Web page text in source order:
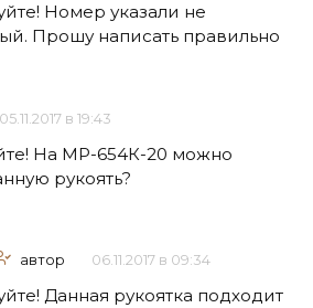
Номер указали не
Прошу написать правильно
05.11.2017 в 19:43
На МР-654К-20 можно
рукоять?
автор 06.11.2017 в 09:34
Данная рукоятка подходит